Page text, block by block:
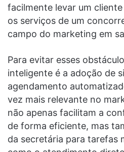
facilmente levar um
os serviços de um
campo do marketing em
Para evitar esses
inteligente é a adoção de
agendamento
vez mais relevante no
não apenas facilitam a
de forma eficiente, mas
da secretária para tarefas